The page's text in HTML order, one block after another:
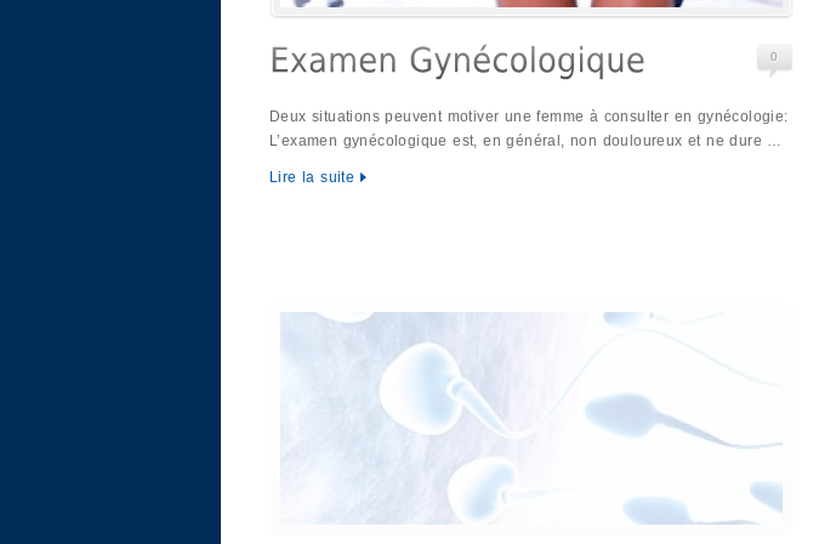
0
Deux situations peuvent motiver une femme à consulter en gynécologie:
L’examen gynécologique est, en général, non douloureux et ne dure …
Lire la suite